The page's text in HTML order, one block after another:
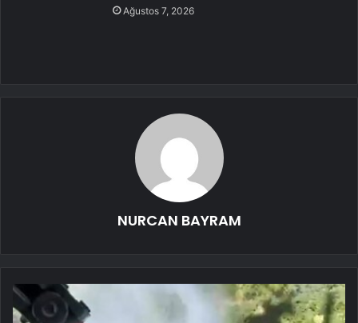
Ağustos 7, 2026
NURCAN BAYRAM